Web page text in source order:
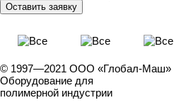
© 1997—2021 ООО «Глобал-Маш»
Оборудование для
полимерной индустрии